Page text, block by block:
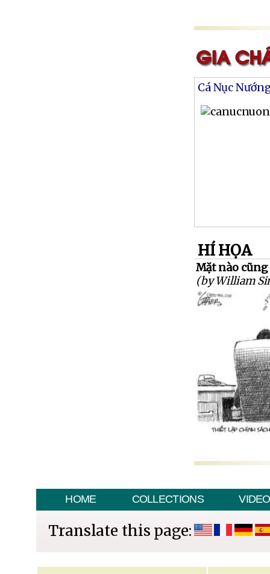
Cá Nục
HÍ HỌA
Mặt nào
(by William
HOME COLLECTIONS VIDEO
Translate this page: